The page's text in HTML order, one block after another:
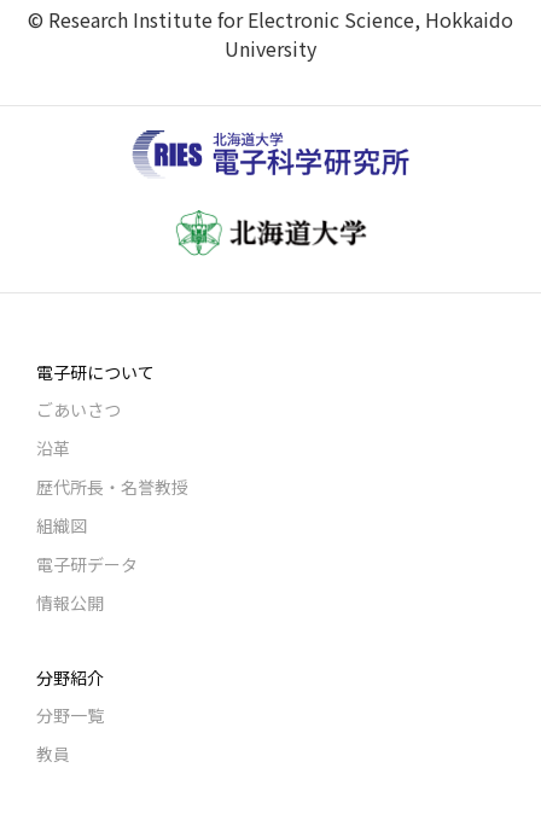
© Research Institute for Electronic Science, Hokkaido
University
電子研について
ごあいさつ
沿革
歴代所長・名誉教授
組織図
電子研データ
情報公開
分野紹介
分野一覧
教員